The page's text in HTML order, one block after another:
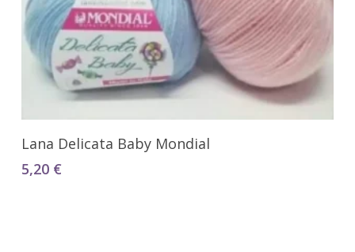
Seleccionar Opciones
Lana Delicata Baby Mondial
5,20 €